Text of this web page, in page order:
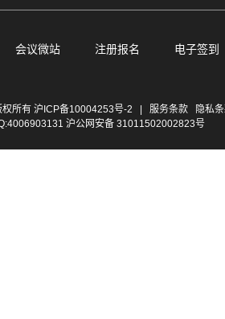
会议微站 注册报名 电子签到
权所有 沪ICP备10004253号-2 服务条款
隐私
沪公网安备 31011502002823号